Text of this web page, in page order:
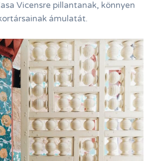
Vicensre pillantanak, könnyen
ámulatát.